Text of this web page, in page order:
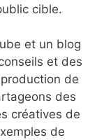
cible.
et un blog
et des
de
des
créatives de
de